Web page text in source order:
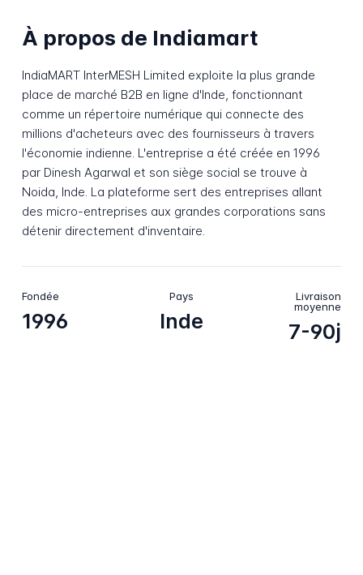
À propos de Indiamart
IndiaMART InterMESH Limited exploite la plus grande
place de marché B2B en ligne d'Inde, fonctionnant
comme un répertoire numérique qui connecte des
millions d'acheteurs avec des fournisseurs à travers
l'économie indienne. L'entreprise a été créée en 1996
par Dinesh Agarwal et son siège social se trouve à
Noida, Inde. La plateforme sert des entreprises allant
des micro-entreprises aux grandes corporations sans
détenir directement d'inventaire.
Fondée
1996
Pays
Inde
Livraison
moyenne
7-90j